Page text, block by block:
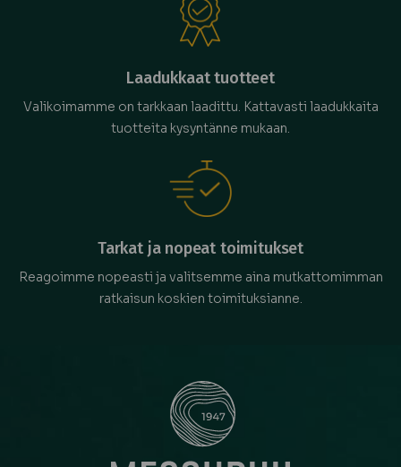
Laadukkaat tuotteet
Valikoimamme on tarkkaan laadittu. Kattavasti laadukkaita
tuotteita kysyntänne mukaan.
Tarkat ja nopeat toimitukset
Reagoimme nopeasti ja valitsemme aina mutkattomimman
ratkaisun koskien toimituksianne.